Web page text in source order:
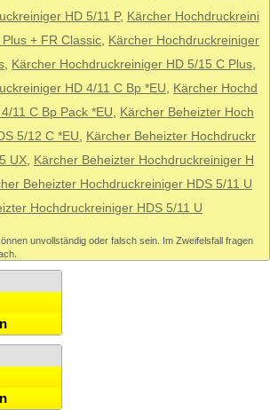
HD 5/11 P, Kärcher Hochdruckreini
+ FR Classic Kärcher Hochdruckreiniger
Kärcher Hochdruckreiniger HD 5/15 C Plus
HD 4/11 C Bp *EU
Kärcher Hochd
11 C Bp Pack *EU
Kärcher Beheizter Hoch
5/12 C *EU
Kärcher Beheizter Hochdruckr
UX Kärcher Beheizter Hochdruckreiniger H
Beheizter Hochdruckreiniger HDS 5/11 U
Hochdruckreiniger HDS 5/11 U
unvollständig oder falsch sein. Im Zweifelsfall fragen